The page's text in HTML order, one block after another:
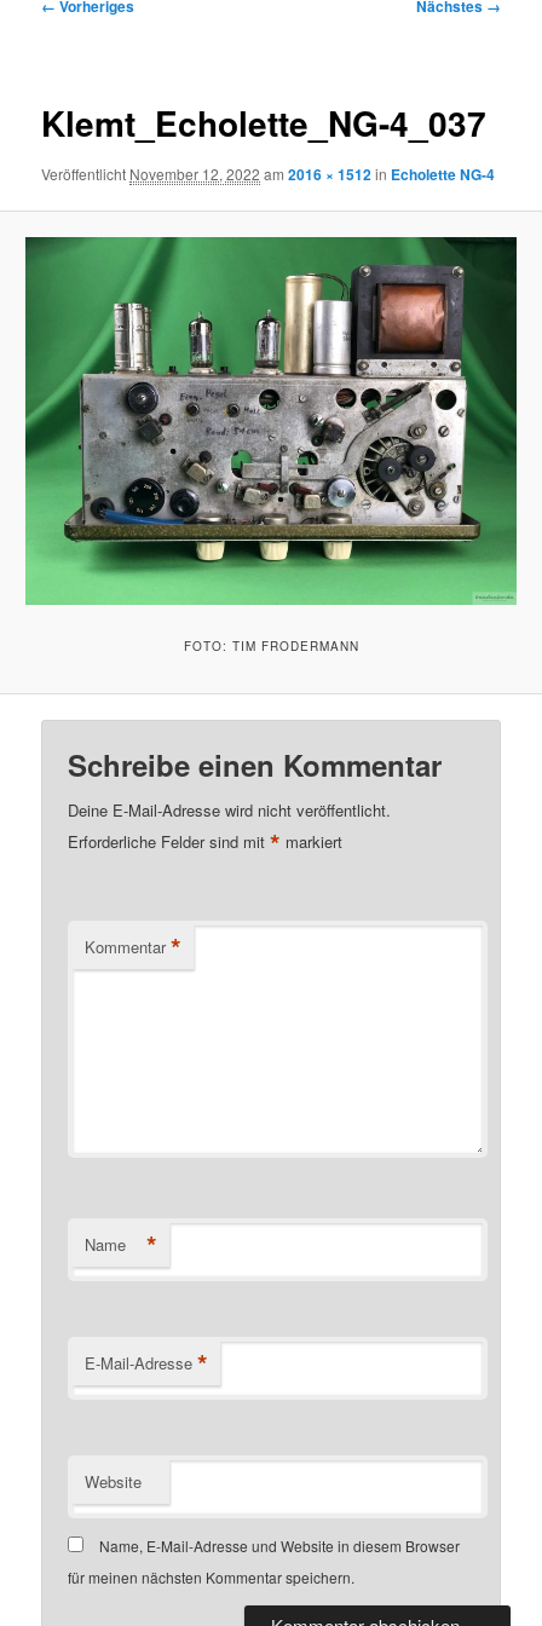
← Vorheriges Nächstes →
Klemt_Echolette_NG-4_037
Veröffentlicht November 12, 2022 am2016 × 1512in Echolette NG-4
FOTO: TIM FRODERMANN
Schreibe einen Kommentar
Deine E-Mail-Adresse wird nicht veröffentlicht.
Erforderliche Felder sind mit* markiert
Kommentar *
Name *
E-Mail-Adresse *
Website
Name, E-Mail-Adresse und Website in diesem Browser
für meinen nächsten Kommentar speichern.